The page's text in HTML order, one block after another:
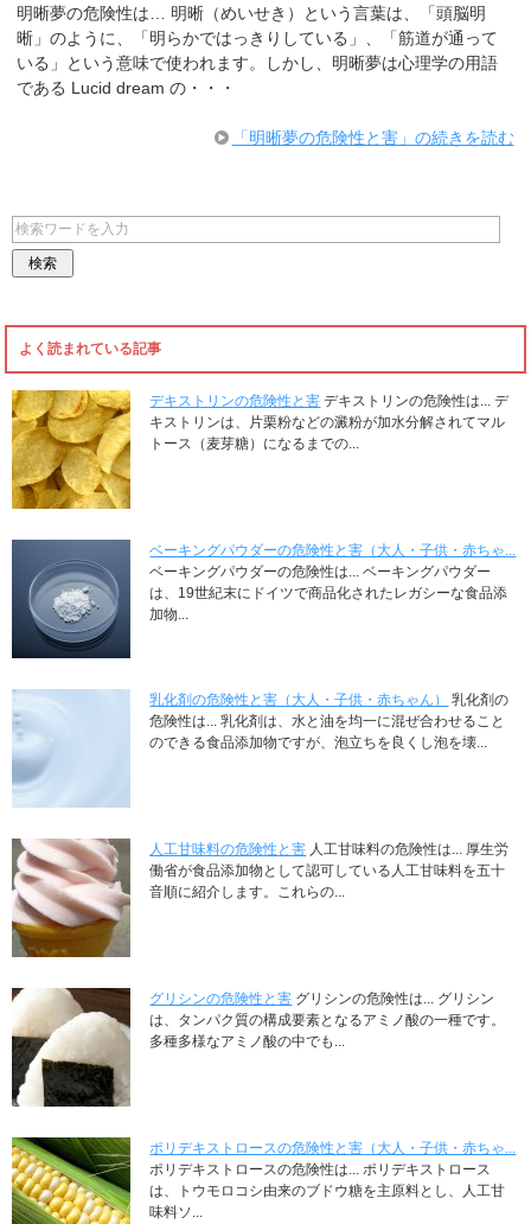
明晰夢の危険性は… 明晰（めいせき）という言葉は、「頭脳明
晰」のように、「明らかではっきりしている」、「筋道が通って
いる」という意味で使われます。しかし、明晰夢は心理学の用語
である Lucid dream の・・・
「明晰夢の危険性と害」の続きを読む
よく読まれている記事
デキストリンの危険性と害 デキストリンの危険性は... デ
キストリンは、片栗粉などの澱粉が加水分解されてマル
トース（麦芽糖）になるまでの...
ベーキングパウダーの危険性と害（大人・子供・赤ちゃ...
ベーキングパウダーの危険性は... ベーキングパウダー
は、19世紀末にドイツで商品化されたレガシーな食品添
加物...
乳化剤の危険性と害（大人・子供・赤ちゃん）
乳化剤の
危険性は... 乳化剤は、水と油を均一に混ぜ合わせること
のできる食品添加物ですが、泡立ちを良くし泡を壊...
人工甘味料の危険性と害 人工甘味料の危険性は... 厚生労
働省が食品添加物として認可している人工甘味料を五十
音順に紹介します。これらの...
グリシンの危険性と害 グリシンの危険性は... グリシン
は、タンパク質の構成要素となるアミノ酸の一種です。
多種多様なアミノ酸の中でも...
ポリデキストロースの危険性と害（大人・子供・赤ちゃ...
ポリデキストロースの危険性は... ポリデキストロース
は、トウモロコシ由来のブドウ糖を主原料とし、人工甘
味料ソ...